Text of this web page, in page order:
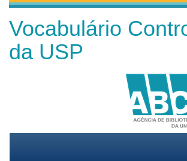
Vocabulário
da USP